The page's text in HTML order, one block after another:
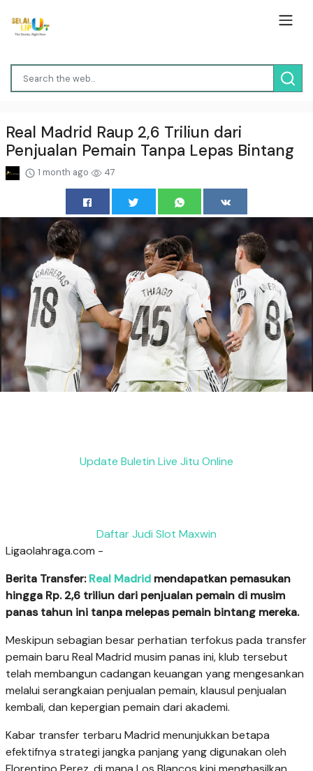
Real Madrid Raup 2,6 Triliun dari
Penjualan Pemain Tanpa Lepas Bintang
1 month ago 47
Update Buletin Live Jitu Online
Daftar Judi Slot Maxwin
Ligaolahraga.com -
Berita Transfer:Real Madrid mendapatkan pemasukan
hingga Rp. 2,6 triliun dari penjualan pemain di musim
panas tahun ini tanpa melepas pemain bintang mereka.
Meskipun sebagian besar perhatian terfokus pada transfer
pemain baru Real Madrid musim panas ini, klub tersebut
telah membangun cadangan keuangan yang mengesankan
melalui serangkaian penjualan pemain, klausul penjualan
kembali, dan kepergian pemain dari akademi.
Kabar transfer terbaru Madrid menunjukkan betapa
efektifnya strategi jangka panjang yang digunakan oleh